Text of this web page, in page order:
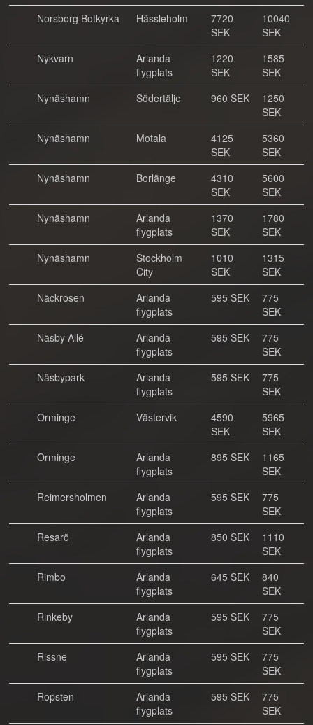
Norsborg Botkyrka
Hässleholm
7720
SEK
10040
SEK
Nykvarn
Arlanda
flygplats
1220
SEK
1585
SEK
Nynäshamn
Södertälje 960 SEK
1250
SEK
Nynäshamn
Motala
4125
SEK
5360
SEK
Nynäshamn
Borlänge
4310
SEK
5600
SEK
Nynäshamn
Arlanda
flygplats
1370
SEK
1780
SEK
Nynäshamn
Stockholm
City
1010
SEK
1315
SEK
Näckrosen
Arlanda
flygplats
595 SEK
775
SEK
Näsby Allé
Arlanda
flygplats
595 SEK
775
SEK
Näsbypark
Arlanda
flygplats
595 SEK
775
SEK
Orminge
Västervik
4590
SEK
5965
SEK
Orminge
Arlanda
flygplats
895 SEK
1165
SEK
Reimersholmen
Arlanda
flygplats
595 SEK
775
SEK
Resarö
Arlanda
flygplats
850 SEK
1110
SEK
Rimbo
Arlanda
flygplats
645 SEK
840
SEK
Rinkeby
Arlanda
flygplats
595 SEK
775
SEK
Rissne
Arlanda
flygplats
595 SEK
775
SEK
Ropsten
Arlanda
flygplats
595 SEK
775
SEK